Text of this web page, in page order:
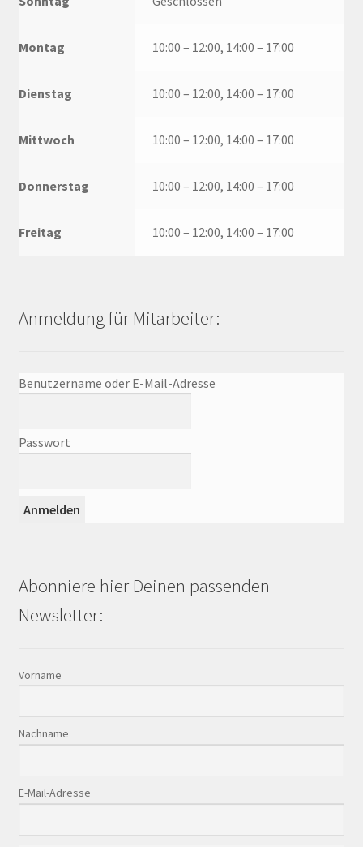
Montag 10:00 – 12:00, 14:00 – 17:00
Dienstag 10:00 – 12:00, 14:00 – 17:00
Mittwoch 10:00 – 12:00, 14:00 – 17:00
Donnerstag 10:00 – 12:00, 14:00 – 17:00
Freitag 10:00 – 12:00, 14:00 – 17:00
Anmeldung für Mitarbeiter:
Benutzername oder E-Mail-Adresse
Passwort
Abonniere hier Deinen passenden
Newsletter:
Vorname
Nachname
E-Mail-Adresse